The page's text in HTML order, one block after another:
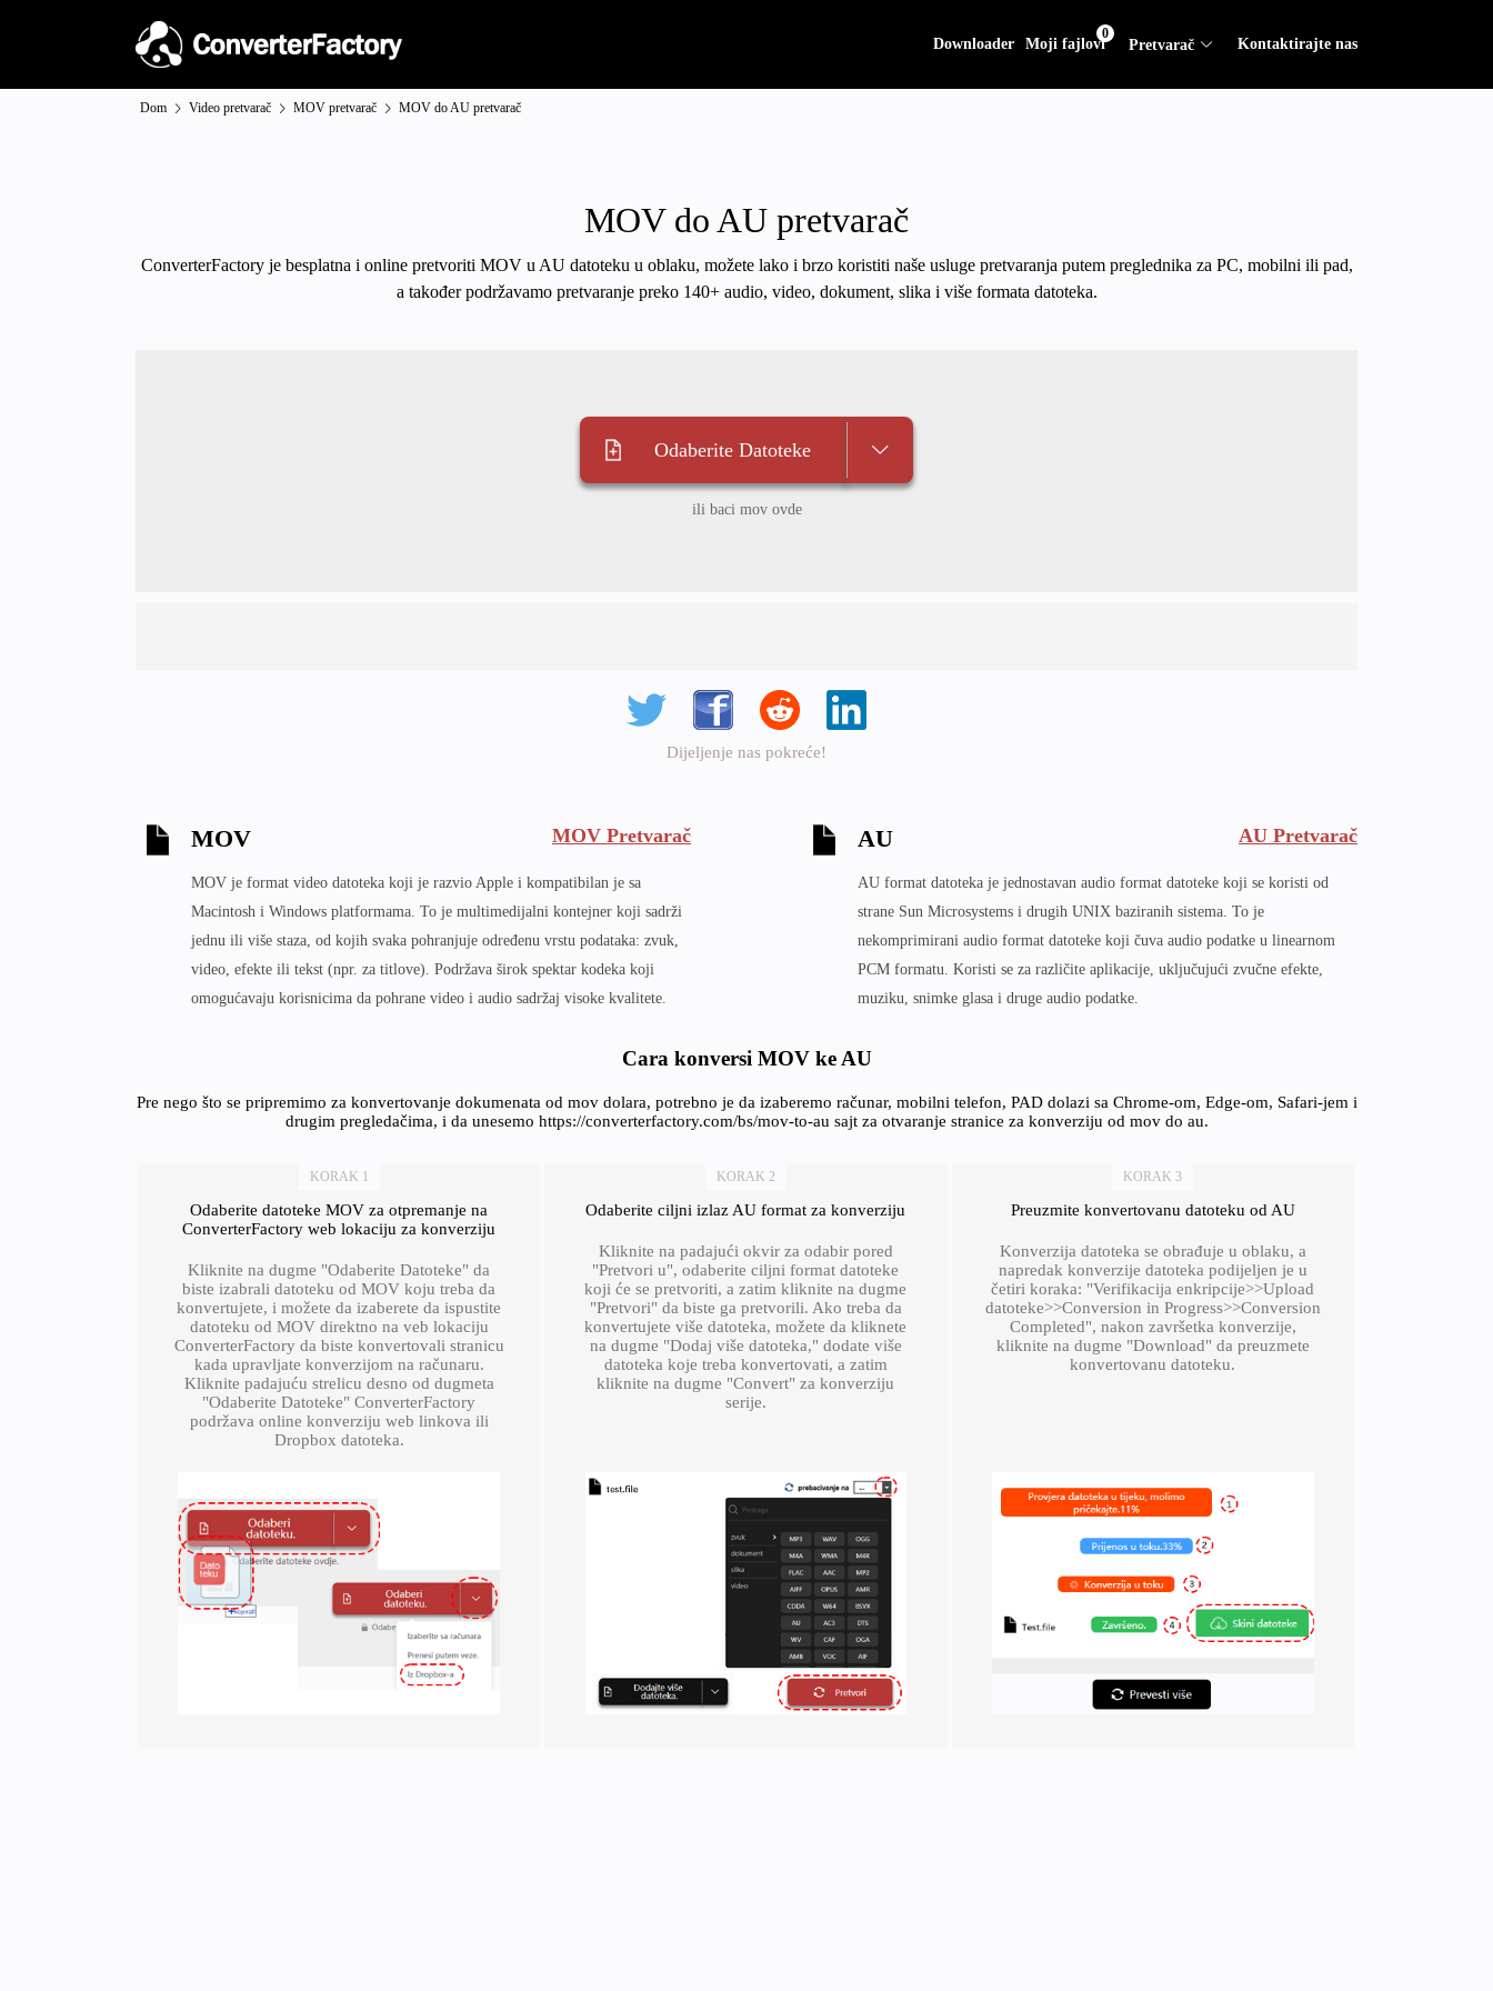
Downloader Moji fajlovi
0
Pretvarač Kontaktirajte nas
Dom Video pretvarač MOV pretvarač MOV do AU pretvarač
MOV do AU pretvarač
ConverterFactory je besplatna i online pretvoriti MOV u AU datoteku u oblaku, možete lako i brzo koristiti naše usluge pretvaranja putem preglednika za PC, mobilni ili pad,
a također podržavamo pretvaranje preko 140+ audio, video, dokument, slika i više formata datoteka.
Odaberite Datoteke
ili baci mov ovde
Dijeljenje nas pokreće!
MOV MOV Pretvarač
MOV je format video datoteka koji je razvio Apple i kompatibilan je sa
Macintosh i Windows platformama. To je multimedijalni kontejner koji sadrži
jednu ili više staza, od kojih svaka pohranjuje određenu vrstu podataka: zvuk,
video, efekte ili tekst (npr. za titlove). Podržava širok spektar kodeka koji
omogućavaju korisnicima da pohrane video i audio sadržaj visoke kvalitete.
AU AU Pretvarač
AU format datoteka je jednostavan audio format datoteke koji se koristi od
strane Sun Microsystems i drugih UNIX baziranih sistema. To je
nekomprimirani audio format datoteke koji čuva audio podatke u linearnom
PCM formatu. Koristi se za različite aplikacije, uključujući zvučne efekte,
muziku, snimke glasa i druge audio podatke.
Cara konversi MOV ke AU
Pre nego što se pripremimo za konvertovanje dokumenata od mov dolara, potrebno je da izaberemo računar, mobilni telefon, PAD dolazi sa Chrome-om, Edge-om, Safari-jem i
drugim pregledačima, i da unesemo https://converterfactory.com/bs/mov-to-au sajt za otvaranje stranice za konverziju od mov do au.
KORAK 1
Odaberite datoteke MOV za otpremanje na
ConverterFactory web lokaciju za konverziju
Kliknite na dugme "Odaberite Datoteke" da
biste izabrali datoteku od MOV koju treba da
konvertujete, i možete da izaberete da ispustite
datoteku od MOV direktno na veb lokaciju
ConverterFactory da biste konvertovali stranicu
kada upravljate konverzijom na računaru.
Kliknite padajuću strelicu desno od dugmeta
"Odaberite Datoteke" ConverterFactory
podržava online konverziju web linkova ili
Dropbox datoteka.
KORAK 2
Odaberite ciljni izlaz AU format za konverziju
Kliknite na padajući okvir za odabir pored
"Pretvori u", odaberite ciljni format datoteke
koji će se pretvoriti, a zatim kliknite na dugme
"Pretvori" da biste ga pretvorili. Ako treba da
konvertujete više datoteka, možete da kliknete
na dugme "Dodaj više datoteka," dodate više
datoteka koje treba konvertovati, a zatim
kliknite na dugme "Convert" za konverziju
serije.
KORAK 3
Preuzmite konvertovanu datoteku od AU
Konverzija datoteka se obrađuje u oblaku, a
napredak konverzije datoteka podijeljen je u
četiri koraka: "Verifikacija enkripcije>>Upload
datoteke>>Conversion in Progress>>Conversion
Completed", nakon završetka konverzije,
kliknite na dugme "Download" da preuzmete
konvertovanu datoteku.